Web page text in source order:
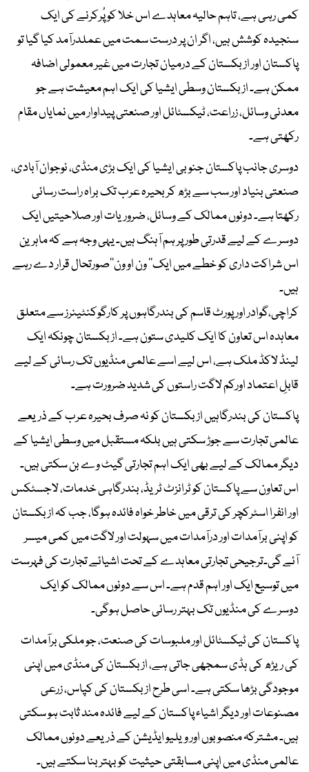
کمی رہی ہے، تاہم حالیہ معاہدے اس خلا کو پُرکرنے کی ایک
سنجیدہ کوشش ہیں، اگر ان پر درست سمت میں عملدرآمد کیا گیا تو
پاکستان اور ازبکستان کے درمیان تجارت میں غیر معمولی اضافہ
ممکن ہے۔ ازبکستان وسطی ایشیا کی ایک اہم معیشت ہے جو
معدنی وسائل، زراعت، ٹیکسٹائل اور صنعتی پیداوار میں نمایاں مقام
رکھتی ہے۔
دوسری جانب پاکستان جنوبی ایشیا کی ایک بڑی منڈی، نوجوان آبادی،
صنعتی بنیاد اور سب سے بڑھ کر بحیرہ عرب تک براہ راست رسائی
رکھتا ہے۔ دونوں ممالک کے وسائل، ضروریات اور صلاحیتیں ایک
دوسرے کے لیے قدرتی طور پر ہم آہنگ ہیں۔ یہی وجہ ہے کہ ماہرین
اس شراکت داری کو خطے میں ایک’’ ون او ون‘‘صورتحال قرار دے رہے
ہیں۔
کراچی،گوادر اور پورٹ قاسم کی بندرگاہوں پر کارگوکنٹینرز سے متعلق
معاہدہ اس تعاون کا ایک کلیدی ستون ہے۔ ازبکستان چونکہ ایک
لینڈ لاکڈ ملک ہے، اس لیے اسے عالمی منڈیوں تک رسائی کے لیے
قابلِ اعتماد اورکم لاگت راستوں کی شدید ضرورت ہے۔
پاکستان کی بندرگاہیں ازبکستان کو نہ صرف بحیرہ عرب کے ذریعے
عالمی تجارت سے جوڑ سکتی ہیں بلکہ مستقبل میں وسطی ایشیا کے
دیگر ممالک کے لیے بھی ایک اہم تجارتی گیٹ وے بن سکتی ہیں۔
اس تعاون سے پاکستان کو ٹرانزٹ ٹریڈ، بندرگاہی خدمات، لاجسٹکس
اور انفرا اسٹرکچر کی ترقی میں خاطر خواہ فائدہ ہوگا، جب کہ ازبکستان
کو اپنی برآمدات اور درآمدات میں سہولت اور لاگت میں کمی میسر
آئے گی۔ترجیحی تجارتی معاہدے کے تحت اشیائے تجارت کی فہرست
میں توسیع ایک اور اہم قدم ہے۔ اس سے دونوں ممالک کو ایک
دوسرے کی منڈیوں تک بہتر رسائی حاصل ہوگی۔
پاکستان کی ٹیکسٹائل اور ملبوسات کی صنعت، جو ملکی برآمدات
کی ریڑھ کی ہڈی سمجھی جاتی ہے، ازبکستان کی منڈی میں اپنی
موجودگی بڑھا سکتی ہے۔ اسی طرح ازبکستان کی کپاس، زرعی
مصنوعات اور دیگر اشیاء پاکستان کے لیے فائدہ مند ثابت ہو سکتی
ہیں۔ مشترکہ منصوبوں اور ویلیو ایڈیشن کے ذریعے دونوں ممالک
عالمی منڈی میں اپنی مسابقتی حیثیت کو بہتر بنا سکتے ہیں۔